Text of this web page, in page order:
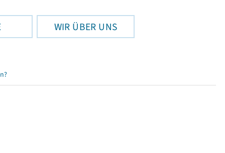
WIR ÜBER UNS